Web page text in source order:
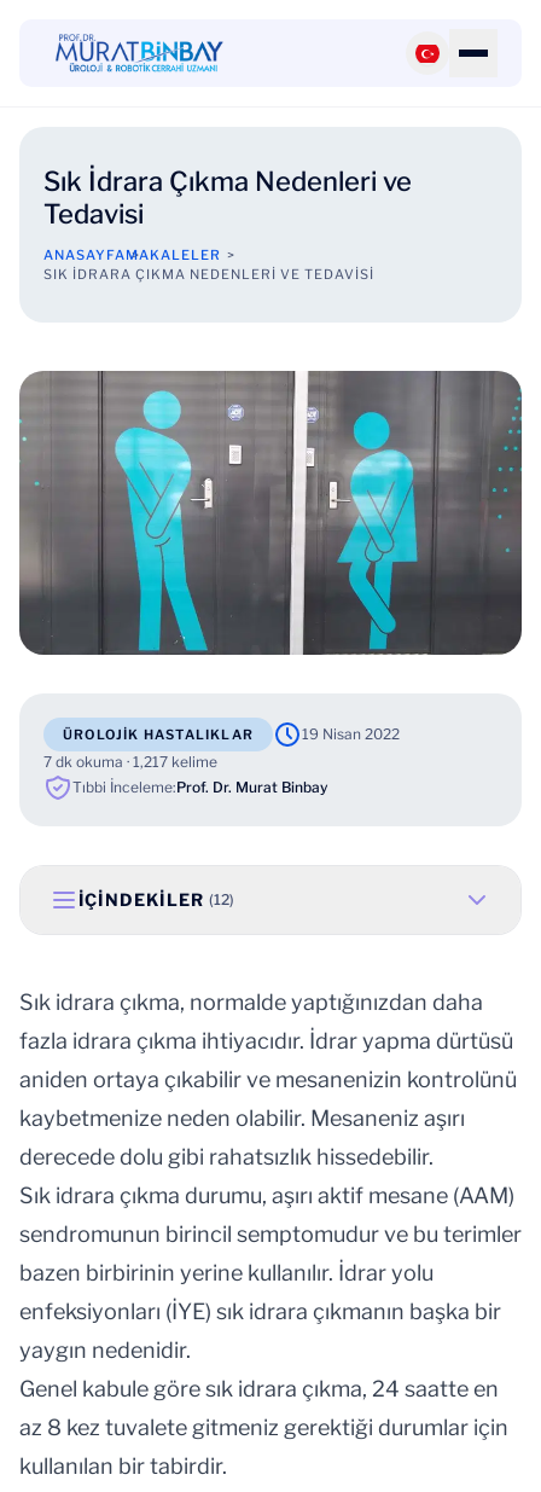
Sık İdrara Çıkma Nedenleri ve
Tedavisi
ANASAYFAMAKALELER
SIK İDRARA ÇIKMA NEDENLERI VE TEDAVISI
ÜROLOJIK HASTALIKLAR
19 Nisan 2022
7 dk okuma · 1,217 kelime
Tıbbi İnceleme:Prof. Dr. Murat Binbay
İÇINDEKILER (12)
Sık idrara çıkma, normalde yaptığınızdan daha
fazla idrara çıkma ihtiyacıdır. İdrar yapma dürtüsü
aniden ortaya çıkabilir ve mesanenizin kontrolünü
kaybetmenize neden olabilir. Mesaneniz aşırı
derecede dolu gibi rahatsızlık hissedebilir.
Sık idrara çıkma durumu, aşırı aktif mesane (AAM)
sendromunun birincil semptomudur ve bu terimler
bazen birbirinin yerine kullanılır. İdrar yolu
enfeksiyonları (İYE) sık idrara çıkmanın başka bir
yaygın nedenidir.
Genel kabule göre sık idrara çıkma, 24 saatte en
az 8 kez tuvalete gitmeniz gerektiği durumlar için
kullanılan bir tabirdir.